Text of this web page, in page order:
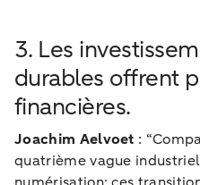
3. Les
durables offrent
financières.
Joachim Aelvoet :
quatrième vague